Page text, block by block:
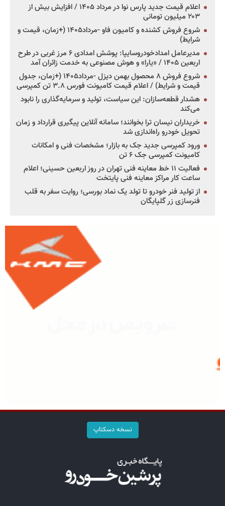
اعلام قیمت جدید پارس نوا در مرداد ۱۴۰۵ / افزایش بیش از
۲۰۳ میلیون تومانی
شروع فروش کشنده و کامیون فاو -مرداد۱۴۰۵ (+زمان، قیمت و
شرایط)
مدیرعامل امدادخودروسایپا: پوشش امدادی ۶ مرز غربی در طرح
اربعین ۱۴۰۵ / «یارا» و هوش مصنوعی به خدمت زائران آمد
شروع فروش ۸ محصول بهمن دیزل -مرداد۱۴۰۵ (+زمان، جدول
قیمت و شرایط) / اعلام قیمت کامیونت فورس ۳.۸ تن کمپرسی
هشدار قطعه‌سازان: این سیاست، تولید و سرمایه‌گذاری را نابود
می‌کند
خریداران نیسان ترا بخوانند؛ سامانه آنلاین پیگیری قرارداد و زمان
تحویل خودرو راه‌اندازی شد
ورود کمپرسی جدید جک به بازار؛ مشخصات فنی و امکانات
کامیونت کمپرسی جک ۶ تن
فعالیت ۱۱ خط معاینه فنی تهران در روز اربعین حسینی؛ اعلام
ساعت کار مراکز معاینه فنی پایتخت
از تولید فنر خودرو تا تولد یک نماد بورسی؛ روایت سفر به قلب
فنرسازی زر گلپایگان
نسخه دسکتاپ